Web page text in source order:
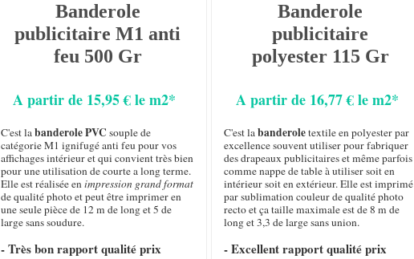
Banderole
publicitaire M1 anti
feu 500 Gr
A partir de 15,95 € le m2*
C'est labanderole PVC souple de
catégorie M1 ignifugé anti feu pour vos
affichages intérieur et qui convient très bien
pour une utilisation de courte a long terme.
Elle est réalisée enimpression grand format
de qualité photo et peut être imprimer en
une seule pièce de 12 m de long et 5 de
large sans soudure.
- Très bon rapport qualité prix
Banderole
publicitaire
polyester 115 Gr
A partir de 16,77 € le m2*
C'est labanderoletextile en polyester par
excellence souvent utiliser pour fabriquer
des drapeaux publicitaires et même parfois
comme nappe de table à utiliser soit en
intérieur soit en extérieur. Elle est imprimé
par sublimation couleur de qualité photo
recto et ça taille maximale est de 8 m de
long et 3,3 de large sans union.
- Excellent rapport qualité prix